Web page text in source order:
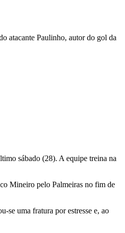
atacante Paulinho, autor do gol da
sábado (28). A equipe treina na
Mineiro pelo Palmeiras no fim de
se uma fratura por estresse e, ao